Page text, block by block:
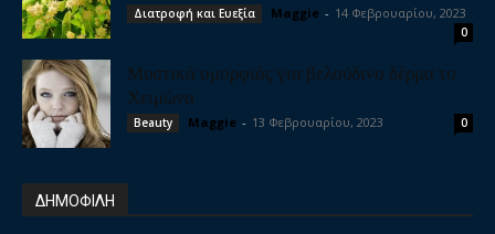
Διατροφή και Ευεξία Maggie - 14 Φεβρουαρίου, 2023
0
Μυστικά ομορφιάς για βελούδινο δέρμα το
Χειμώνα
Beauty Maggie - 13 Φεβρουαρίου, 2023 0
ΔΗΜΟΦΙΛΗ